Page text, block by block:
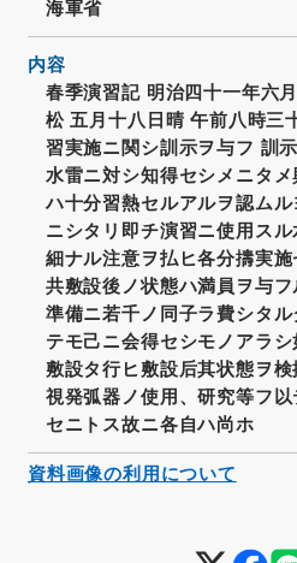
海軍省
内容
春季演習記 明治四十一年六
松 五月十八日晴 午前八時三
習実施ニ関シ訓示ヲ与フ 訓
水雷ニ対シ知得セシメニタ
ハ十分習熱セルアルヲ認ム
ニシタリ即チ演習ニ使用ス
細ナル注意ヲ払ヒ各分擣実
共敷設後ノ状態ハ満員ヲ与
準備ニ若千ノ同子ラ費シタ
テモ己ニ会得セシモノアラ
敷設タ行ヒ敷設后其状態ヲ
視発弧器ノ使用、研究等フ
セニトス故ニ各自ハ尚ホ
資料画像の利用について